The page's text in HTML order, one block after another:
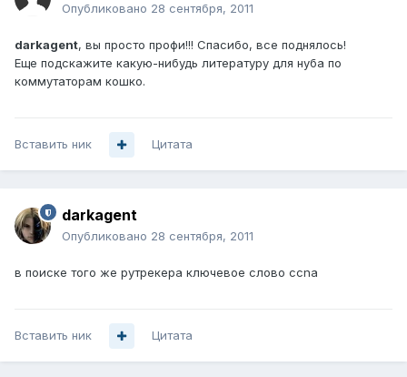
Опубликовано 28 сентября, 2011
darkagent, вы просто профи!!! Спасибо, все поднялось!
Еще подскажите какую-нибудь литературу для нуба по
коммутаторам кошко.
Вставить ник Цитата
darkagent
Опубликовано 28 сентября, 2011
в поиске того же рутрекера ключевое слово ccna
Вставить ник Цитата